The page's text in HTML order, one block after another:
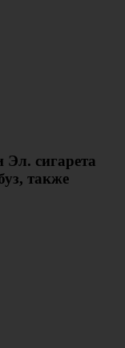
сигарета
также